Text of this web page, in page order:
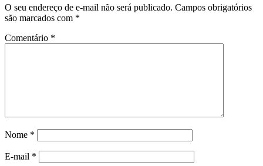
O seu endereço de e-mail não será publicado. Campos obrigatórios
são marcados com *
Comentário *
Nome *
E-mail *